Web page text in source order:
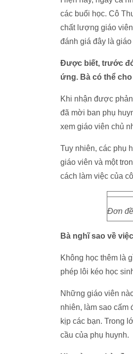
các buổi học. Cô
chất lượng giáo
đánh giá đây là
Được biết, trước
ứng. Bà có thể
Khi nhận được
đã mời ban phụ
xem giáo viên chủ
Tuy nhiên, các phụ
giáo viên và một
cách làm việc của
Đơn
Bà nghĩ sao về
Không học thêm là
phép lôi kéo học
Những giáo viên
nhiên, làm sao cấm
kịp các bạn. Trong
cầu của phụ huynh.